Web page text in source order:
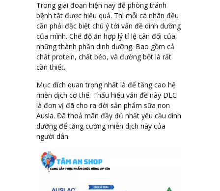
Trong giai đoạn hiện nay để phòng tránh
bệnh tật được hiệu quả. Thì mỗi cá nhân đều
cần phải đặc biệt chú ý tới vấn đề dinh dưỡng
của mình. Chế độ ăn hợp lý tỉ lệ cân đối của
những thành phần dinh dưỡng. Bao gồm cả
chất protein, chất béo, và đường bột là rất
cần thiết.
Mục đích quan trọng nhất là để tăng cao hệ
miễn dịch cơ thể. Thấu hiểu vấn đề này DLC
là đơn vị đã cho ra đời sản phẩm sữa non
Ausla. Đã thoả mãn đầy đủ nhất yêu cầu dinh
dưỡng để tăng cường miễn dịch này của
người dân.